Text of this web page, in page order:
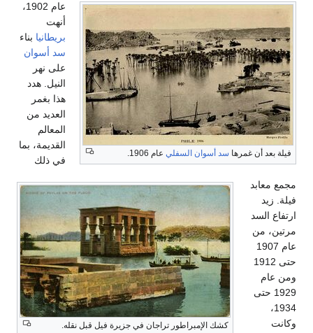
فيلة بعد أن غمرها سد أسوان السفلي عام 1906.
كشك الإمبراطور تراجان في جزيرة فيل قبل نقله.
عام 1902،
أنهت
بريطانيا بناء
سد أسوان
على نهر
النيل. هدد
هذا بغمر
العديد من
المعالم
القديمة، بما
في ذلك
مجمع معابد
فيلة. زيد
ارتفاع السد
مرتين، من
عام 1907
حتى 1912
ومن عام
1929 حتى
1934،
وكانت